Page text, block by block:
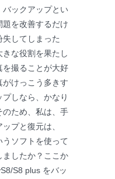
バックアップとい
題を改善するだけ
してしまった
な役割を果たし
を撮ることが大好
がけっこう多きす
しなら、かなり
のため、私は、手
プと復元は、
ソフトを使って
ましたか？ここか
S8 plus をバッ